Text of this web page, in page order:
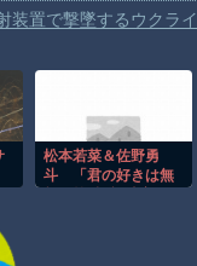
装置で撃墜するウクラ
国人が溺れてしまう事
世間はまだPTSDと
のツバメが賢い。
ラスが飛んでくる事故(
松本若菜＆佐野勇
斗 「君の好きは無